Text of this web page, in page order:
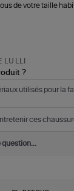
de votre taille
LULLI
?
utilisés pour la
ces